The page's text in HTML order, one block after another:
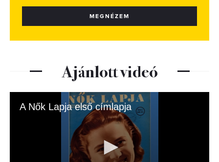
MEGNÉZEM
Ajánlott videó
A Nők Lapja első címlapja